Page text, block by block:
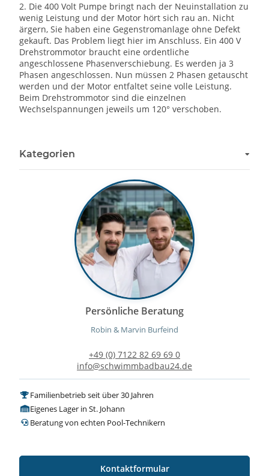
2. Die 400 Volt Pumpe bringt nach der Neuinstallation zu
wenig Leistung und der Motor hört sich rau an. Nicht
ärgern, Sie haben eine Gegenstromanlage ohne Defekt
gekauft. Das Problem liegt hier im Anschluss. Ein 400 V
Drehstrommotor braucht eine ordentliche
angeschlossene Phasenverschiebung. Es werden ja 3
Phasen angeschlossen. Nun müssen 2 Phasen getauscht
werden und der Motor entfaltet seine volle Leistung.
Beim Drehstrommotor sind die einzelnen
Wechselspannungen jeweils um 120° verschoben.
Kategorien
Persönliche Beratung
Robin & Marvin Burfeind
+49 (0) 7122 82 69 69 0
info@schwimmbadbau24.de
Familienbetrieb seit über 30 Jahren
Eigenes Lager in St. Johann
Beratung von echten Pool-Technikern
Kontaktformular